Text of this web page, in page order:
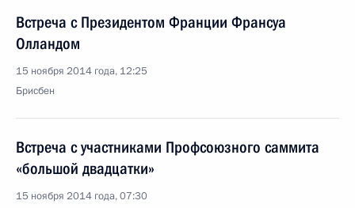
Встреча с Президентом Франции Франсуа
Олландом
15 ноября 2014 года, 12:25
Брисбен
Встреча с участниками Профсоюзного саммита
«большой двадцатки»
15 ноября 2014 года, 07:30